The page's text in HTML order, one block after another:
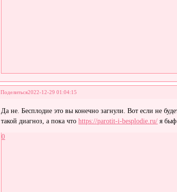
Поделиться2022-12-29 01:04:15
Да не. Бесплодие это вы конечно загнули. Вот если не
такой диагноз, а пока чтоhttps://parotit-i-besplodie.ru/ я быф
0